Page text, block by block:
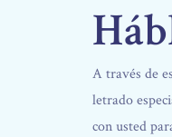
A través de
letrado
con usted